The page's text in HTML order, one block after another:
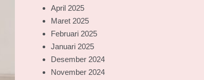
April 2025
Maret 2025
Februari 2025
Januari 2025
Desember 2024
November 2024